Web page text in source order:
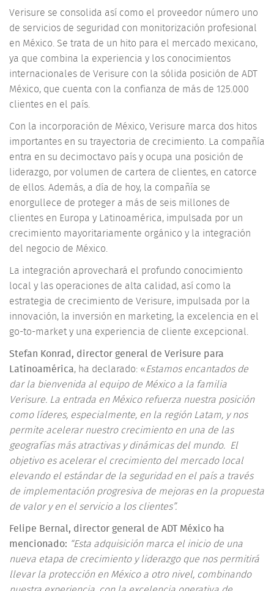
Verisure se consolida así como el proveedor número uno
de servicios de seguridad con monitorización profesional
en México. Se trata de un hito para el mercado mexicano,
ya que combina la experiencia y los conocimientos
internacionales de Verisure con la sólida posición de ADT
México, que cuenta con la confianza de más de 125.000
clientes en el país.
Con la incorporación de México, Verisure marca dos hitos
importantes en su trayectoria de crecimiento. La compañía
entra en su decimoctavo país y ocupa una posición de
liderazgo, por volumen de cartera de clientes, en catorce
de ellos. Además, a día de hoy, la compañía se
enorgullece de proteger a más de seis millones de
clientes en Europa y Latinoamérica, impulsada por un
crecimiento mayoritariamente orgánico y la integración
del negocio de México.
La integración aprovechará el profundo conocimiento
local y las operaciones de alta calidad, así como la
estrategia de crecimiento de Verisure, impulsada por la
innovación, la inversión en marketing, la excelencia en el
go-to-market y una experiencia de cliente excepcional.
Stefan Konrad, director general de Verisure para
Latinoamérica, ha declarado: «Estamos encantados de
dar la bienvenida al equipo de México a la familia
Verisure. La entrada en México refuerza nuestra posición
como líderes, especialmente, en la región Latam, y nos
permite acelerar nuestro crecimiento en una de las
geografías más atractivas y dinámicas del mundo.
El
objetivo es acelerar el crecimiento del mercado local
elevando el estándar de la seguridad en el país a través
de implementación progresiva de mejoras en la propuesta
de valor y en el servicio a los clientes”.
Felipe Bernal, director general de ADT México ha
mencionado: “Esta adquisición marca el inicio de una
nueva etapa de crecimiento y liderazgo que nos permitirá
llevar la protección en México a otro nivel, combinando